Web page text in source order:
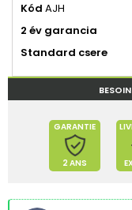
Kód AJH
2 év garancia
Standard csere
GARANTIE
2 ANS